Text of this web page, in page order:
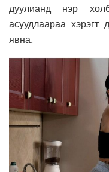
дуулианд нэр
асуудлаараа хэрэгт
явна.